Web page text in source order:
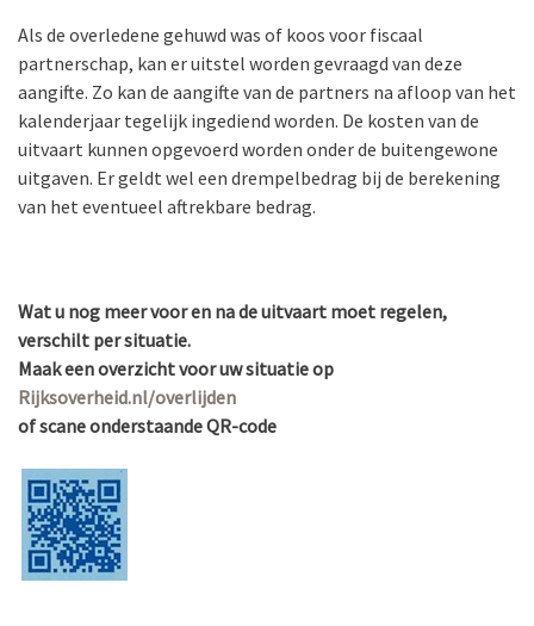
Als de overledene gehuwd was of koos voor fiscaal
partnerschap, kan er uitstel worden gevraagd van deze
aangifte. Zo kan de aangifte van de partners na afloop van het
kalenderjaar tegelijk ingediend worden. De kosten van de
uitvaart kunnen opgevoerd worden onder de buitengewone
uitgaven. Er geldt wel een drempelbedrag bij de berekening
van het eventueel aftrekbare bedrag.
Wat u nog meer voor en na de uitvaart moet regelen,
verschilt per situatie.
Maak een overzicht voor uw situatie op
Rijksoverheid.nl/overlijden
of scane onderstaande QR-code